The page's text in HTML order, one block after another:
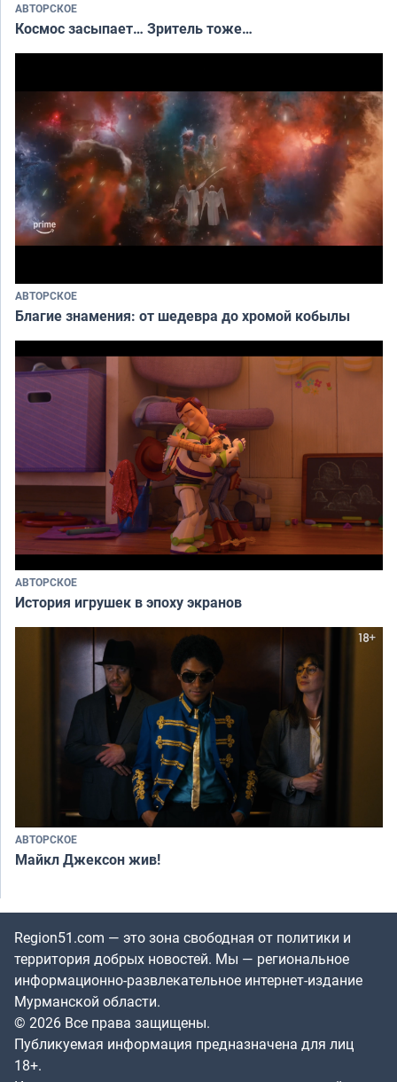
АВТОРСКОЕ
Космос засыпает… Зритель тоже…
АВТОРСКОЕ
Благие знамения: от шедевра до хромой кобылы
АВТОРСКОЕ
История игрушек в эпоху экранов
АВТОРСКОЕ
Майкл Джексон жив!
Region51.com — это зона свободная от политики и
территория добрых новостей. Мы — региональное
информационно-развлекательное интернет-издание
Мурманской области.
© 2026 Все права защищены.
Публикуемая информация предназначена для лиц
18+.